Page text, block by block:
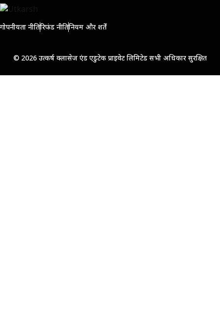
गोपनीयता नीतिरिफंड नीतिनियम और शर्तें
© 2026 उत्कर्ष क्लासेज एंड एडुटेक प्राइवेट लिमिटेड सभी अधिकार सुरक्षित